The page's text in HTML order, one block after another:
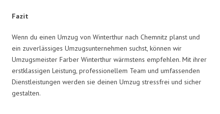
Fazit
Wenn du einen Umzug von Winterthur nach Chemnitz planst und
ein zuverlässiges Umzugsunternehmen suchst, können wir
Umzugsmeister Farber Winterthur wärmstens empfehlen. Mit ihrer
erstklassigen Leistung, professionellem Team und umfassenden
Dienstleistungen werden sie deinen Umzug stressfrei und sicher
gestalten.